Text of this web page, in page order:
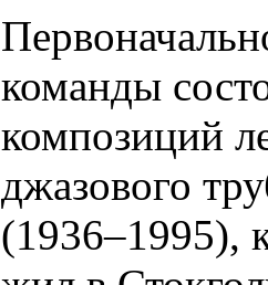
П
команды
композиций
джазового
(1936–1995),